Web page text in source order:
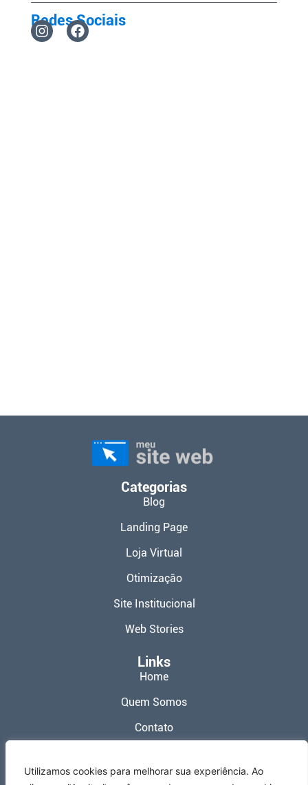
Utilizamos cookies para melhorar sua experiência. Ao
Redes Sociais
Categorias
Blog
Landing Page
Loja Virtual
Otimização
Site Institucional
Web Stories
Links
Home
Quem Somos
Contato
Termos de Uso